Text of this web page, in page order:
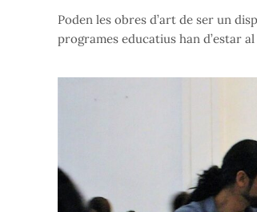
Poden les obres d’art de ser un
programes educatius han d’estar